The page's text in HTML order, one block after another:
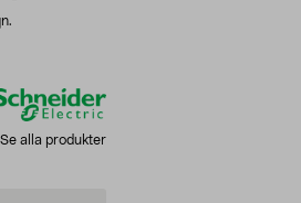
Se alla produkter